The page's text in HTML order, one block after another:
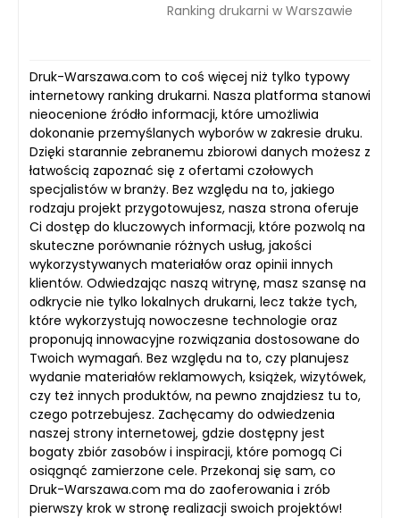
Ranking drukarni w Warszawie
Druk-Warszawa.com to coś więcej niż tylko typowy
internetowy ranking drukarni. Nasza platforma stanowi
nieocenione źródło informacji, które umożliwia
dokonanie przemyślanych wyborów w zakresie druku.
Dzięki starannie zebranemu zbiorowi danych możesz z
łatwością zapoznać się z ofertami czołowych
specjalistów w branży. Bez względu na to, jakiego
rodzaju projekt przygotowujesz, nasza strona oferuje
Ci dostęp do kluczowych informacji, które pozwolą na
skuteczne porównanie różnych usług, jakości
wykorzystywanych materiałów oraz opinii innych
klientów. Odwiedzając naszą witrynę, masz szansę na
odkrycie nie tylko lokalnych drukarni, lecz także tych,
które wykorzystują nowoczesne technologie oraz
proponują innowacyjne rozwiązania dostosowane do
Twoich wymagań. Bez względu na to, czy planujesz
wydanie materiałów reklamowych, książek, wizytówek,
czy też innych produktów, na pewno znajdziesz tu to,
czego potrzebujesz. Zachęcamy do odwiedzenia
naszej strony internetowej, gdzie dostępny jest
bogaty zbiór zasobów i inspiracji, które pomogą Ci
osiągnąć zamierzone cele. Przekonaj się sam, co
Druk-Warszawa.com ma do zaoferowania i zrób
pierwszy krok w stronę realizacji swoich projektów!